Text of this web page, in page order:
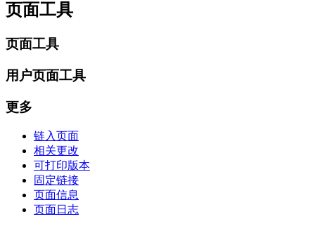
页面工具
页面工具
用户页面工具
更多
链入页面
相关更改
可打印版本
固定链接
页面信息
页面日志